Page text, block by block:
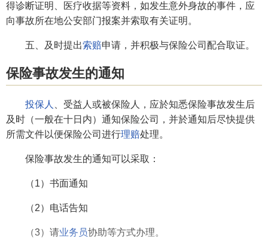
得诊断证明、医疗收据等资料，如发生意外身故的事件，应
向事故所在地公安部门报案并索取有关证明。
五、及时提出索赔申请，并积极与保险公司配合取证。
保险事故发生的通知
投保人
、受益人或被保险人，应於知悉保险事故发生后
及时（一般在十日内）通知保险公司，并於通知后尽快提供
所需文件以便保险公司进行理赔处理。
保险事故发生的通知可以采取：
（1）书面通知
（2）电话告知
（3）请业务员协助等方式办理。